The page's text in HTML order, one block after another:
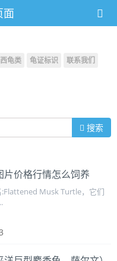
面
龟类 龟证标识
联系我们
搜索
价格行情怎么饲养
Musk Turtle，它们